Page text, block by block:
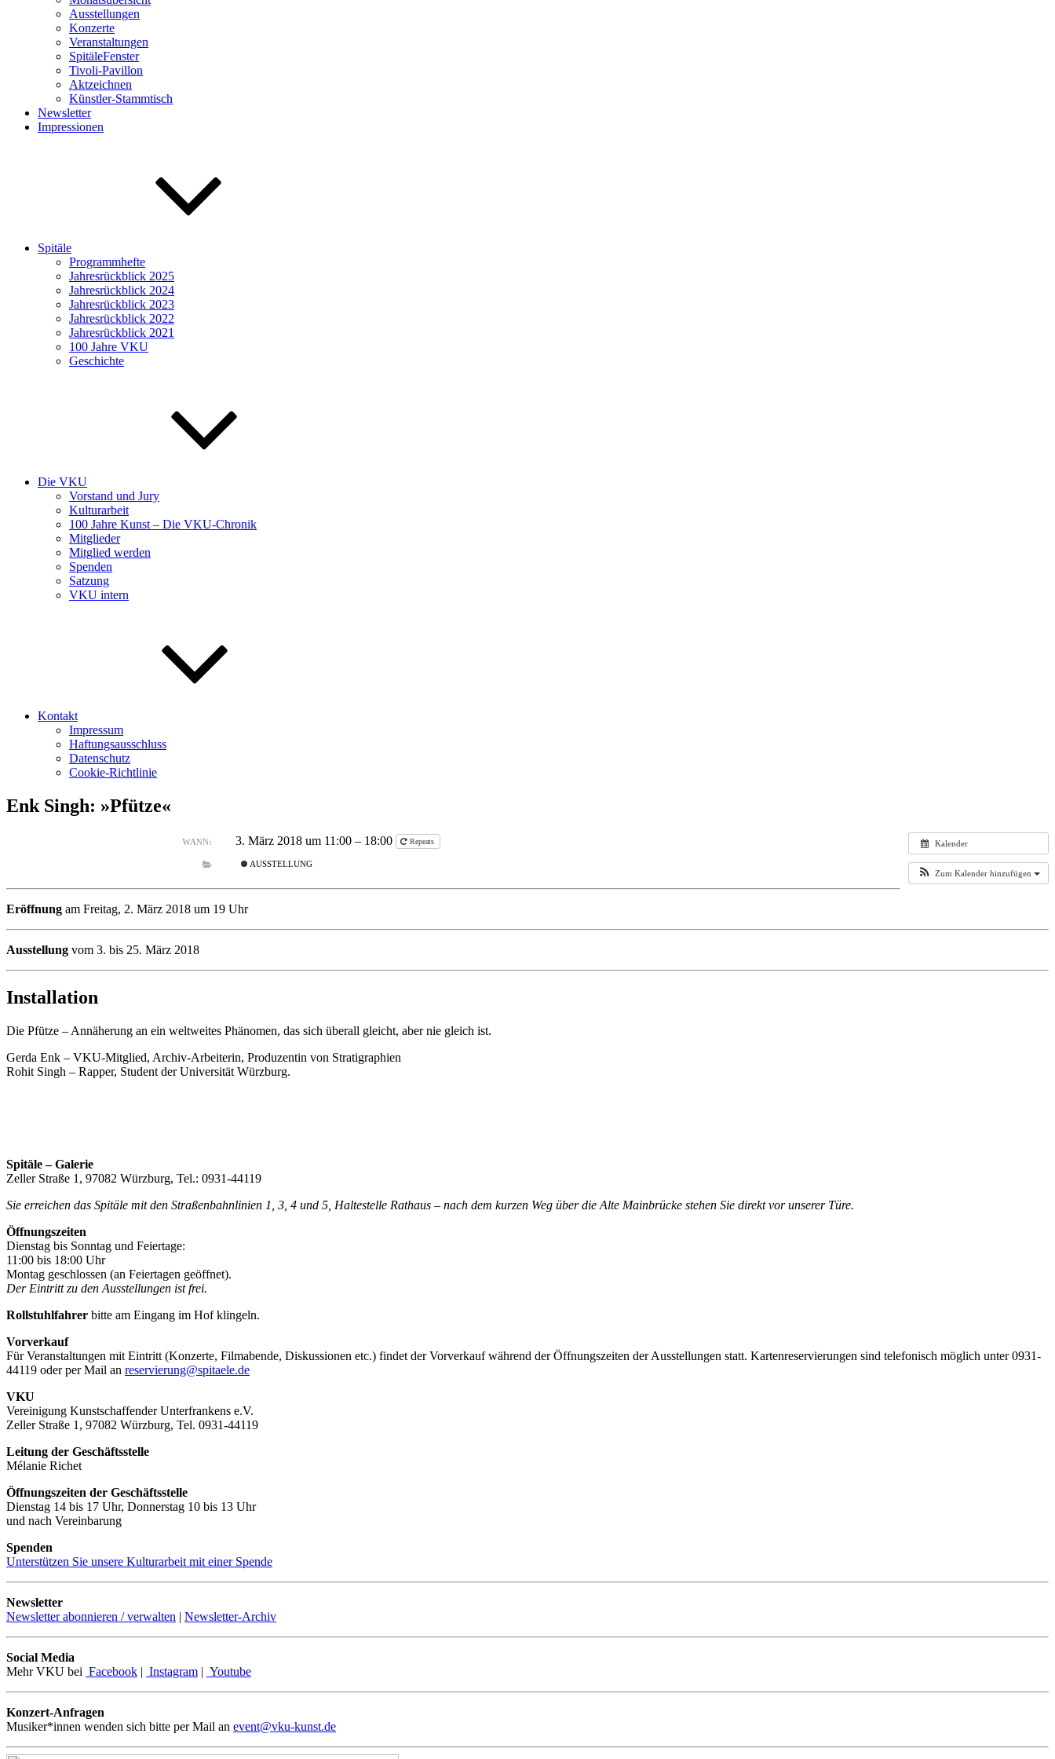
Ausstellungen
Konzerte
Veranstaltungen
SpitäleFenster
Tivoli-Pavillon
Aktzeichnen
Künstler-Stammtisch
Newsletter
Impressionen
Spitäle
Programmhefte
Jahresrückblick 2025
Jahresrückblick 2024
Jahresrückblick 2023
Jahresrückblick 2022
Jahresrückblick 2021
100 Jahre VKU
Geschichte
Die VKU
Vorstand und Jury
Kulturarbeit
100 Jahre Kunst – Die VKU-Chronik
Mitglieder
Mitglied werden
Spenden
Satzung
VKU intern
Kontakt
Impressum
Haftungsausschluss
Datenschutz
Cookie-Richtlinie
Enk Singh: »Pfütze«
Kalender
Zum Kalender hinzufügen
WANN: 3. März 2018 um 11:00 – 18:00 Repeats
AUSSTELLUNG
Eröffnung am Freitag, 2. März 2018 um 19 Uhr
Ausstellung vom 3. bis 25. März 2018
Installation
Die Pfütze – Annäherung an ein weltweites Phänomen, das sich überall gleicht, aber nie gleich ist.
Gerda Enk – VKU-Mitglied, Archiv-Arbeiterin, Produzentin von Stratigraphien
Rohit Singh – Rapper, Student der Universität Würzburg.
Spitäle – Galerie
Zeller Straße 1, 97082 Würzburg, Tel.: 0931-44119
Sie erreichen das Spitäle mit den Straßenbahnlinien 1, 3, 4 und 5, Haltestelle Rathaus – nach dem kurzen Weg über die Alte Mainbrücke stehen Sie direkt vor unserer Türe.
Öffnungszeiten
Dienstag bis Sonntag und Feiertage:
11:00 bis 18:00 Uhr
Montag geschlossen (an Feiertagen geöffnet).
Der Eintritt zu den Ausstellungen ist frei.
Rollstuhlfahrer bitte am Eingang im Hof klingeln.
Vorverkauf
Für Veranstaltungen mit Eintritt (Konzerte, Filmabende, Diskussionen etc.) findet der Vorverkauf während der Öffnungszeiten der Ausstellungen statt. Kartenreservierungen sind telefonisch möglich unter 0931-
44119 oder per Mail an reservierung@spitaele.de
VKU
Vereinigung Kunstschaffender Unterfrankens e.V.
Zeller Straße 1, 97082 Würzburg, Tel. 0931-44119
Leitung der Geschäftsstelle
Mélanie Richet
Öffnungszeiten der Geschäftsstelle
Dienstag 14 bis 17 Uhr, Donnerstag 10 bis 13 Uhr
und nach Vereinbarung
Spenden
Unterstützen Sie unsere Kulturarbeit mit einer Spende
Newsletter
Newsletter abonnieren / verwalten | Newsletter-Archiv
Social Media
Mehr VKU bei Facebook | Instagram | Youtube
Konzert-Anfragen
Musiker*innen wenden sich bitte per Mail an event@vku-kunst.de